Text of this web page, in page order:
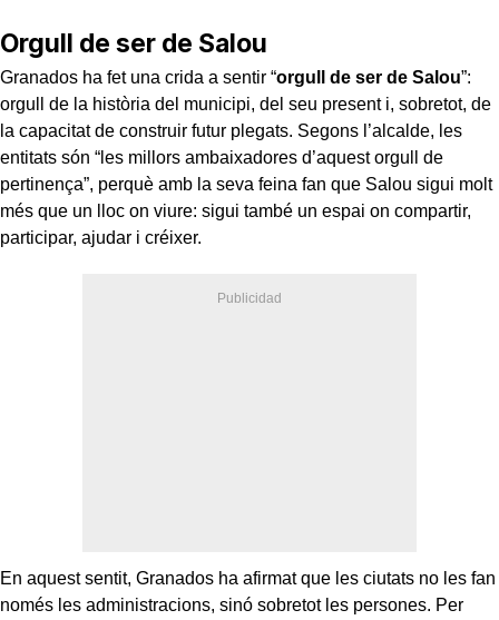
Orgull de ser de Salou
Granados ha fet una crida a sentir “orgull de ser de Salou”:
orgull de la història del municipi, del seu present i, sobretot, de
la capacitat de construir futur plegats. Segons l’alcalde, les
entitats són “les millors ambaixadores d’aquest orgull de
pertinença”, perquè amb la seva feina fan que Salou sigui molt
més que un lloc on viure: sigui també un espai on compartir,
participar, ajudar i créixer.
En aquest sentit, Granados ha afirmat que les ciutats no les fan
només les administracions, sinó sobretot les persones. Per